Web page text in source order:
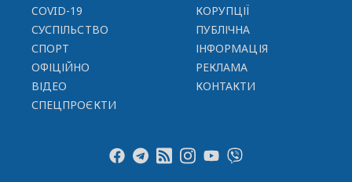
COVID-19
СУСПІЛЬСТВО
СПОРТ
ОФІЦІЙНО
ВІДЕО
СПЕЦПРОЄКТИ
КОРУПЦІЇ
ПУБЛІЧНА
ІНФОРМАЦІЯ
РЕКЛАМА
КОНТАКТИ